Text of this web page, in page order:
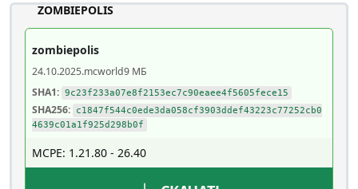
ZOMBIEPOLIS
zombiepolis
24.10.2025.mcworld9 МБ
SHA1: 9c23f233a07e8f2153ec7c90eaee4f5605fece15
SHA256:
c1847f544c0ede3da058cf3903ddef43223c77252cb0
4639c01a1f925d298b0f
MCPE: 1.21.80 - 26.40